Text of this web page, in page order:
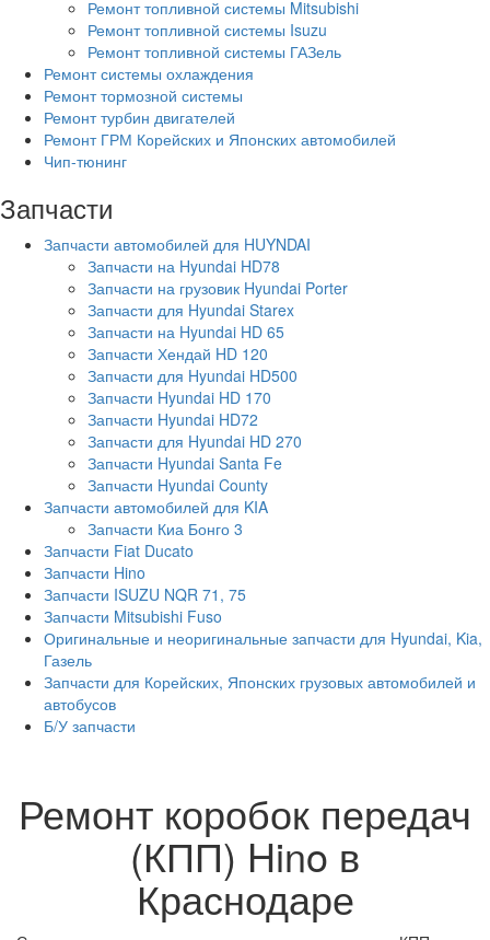
Ремонт топливной системы Mitsubishi
Ремонт топливной системы Isuzu
Ремонт топливной системы ГАЗель
Ремонт системы охлаждения
Ремонт тормозной системы
Ремонт турбин двигателей
Ремонт ГРМ Корейских и Японских автомобилей
Чип-тюнинг
Запчасти
Запчасти автомобилей для HUYNDAI
Запчасти на Hyundai HD78
Запчасти на грузовик Hyundai Porter
Запчасти для Hyundai Starex
Запчасти на Hyundai HD 65
Запчасти Хендай HD 120
Запчасти для Hyundai HD500
Запчасти Hyundai HD 170
Запчасти Hyundai HD72
Запчасти для Hyundai HD 270
Запчасти Hyundai Santa Fe
Запчасти Hyundai County
Запчасти автомобилей для KIA
Запчасти Киа Бонго 3
Запчасти Fiat Ducato
Запчасти Hino
Запчасти ISUZU NQR 71, 75
Запчасти Mitsubishi Fuso
Оригинальные и неоригинальные запчасти для Hyundai, Kia,
Газель
Запчасти для Корейских, Японских грузовых автомобилей и
автобусов
Б/У запчасти
Ремонт коробок передач
(КПП) Hino в
Краснодаре